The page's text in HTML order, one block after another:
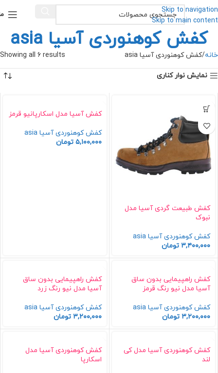
Skip to navigation
Skip to main content
کفش کوهنوردی آسیا asia
خانه کفش کوهنوردی آسیا asia Showing all 6 results
نمایش نوار کناری
کفش طبیعت گردی آسیا مدل
نبوک
کفش کوهنوردی آسیا asia
۳,۴۰۰,۰۰۰ تومان
کفش آسیا مدل اسکارپانیو قرمز
کفش کوهنوردی آسیا asia
۵,۱۰۰,۰۰۰ تومان
کفش راهپیمایی بدون ساق
آسیا مدل نیو رنگ قرمز
کفش کوهنوردی آسیا asia
۳,۲۰۰,۰۰۰ تومان
کفش راهپیمایی بدون ساق
آسیا مدل نیو رنگ زرد
کفش کوهنوردی آسیا asia
۳,۲۰۰,۰۰۰ تومان
کفش کوهنوردی آسیا مدل کی
لند
کفش کوهنوردی آسیا مدل
اسکارپا